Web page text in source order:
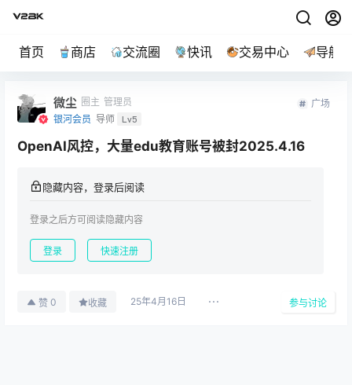
首页 商店 交流圈 快讯 交易中心 导航
微尘 圈主 管理员
银河会员 导师 Lv5
广场
OpenAI风控，大量edu教育账号被封2025.4.16
隐藏内容，登录后阅读
登录之后方可阅读隐藏内容
登录 快速注册
赞 0 收藏 25年4月16日 参与讨论